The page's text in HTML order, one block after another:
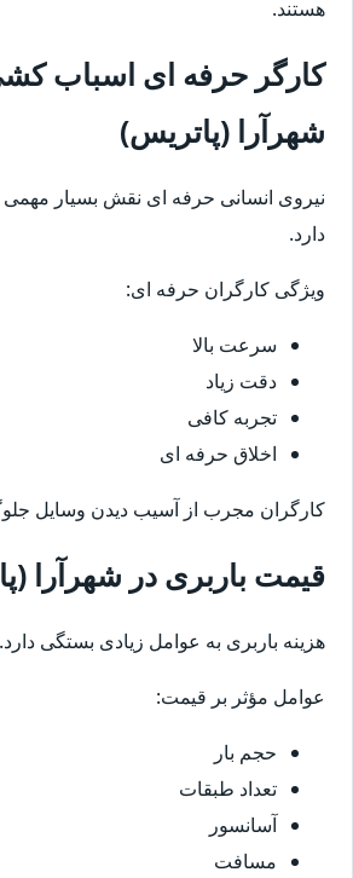
هستند.
کارگر حرفه ای اسباب
شهرآرا (پاتریس)
نیروی انسانی حرفه ای نقش بسیار
دارد.
ویژگی کارگران حرفه ای:
سرعت بالا
دقت زیاد
تجربه کافی
اخلاق حرفه ای
کارگران مجرب از آسیب دیدن وسایل
قیمت باربری در شهرآرا
هزینه باربری به عوامل زیادی بستگی دارد.
عوامل مؤثر بر قیمت:
حجم بار
تعداد طبقات
آسانسور
مسافت